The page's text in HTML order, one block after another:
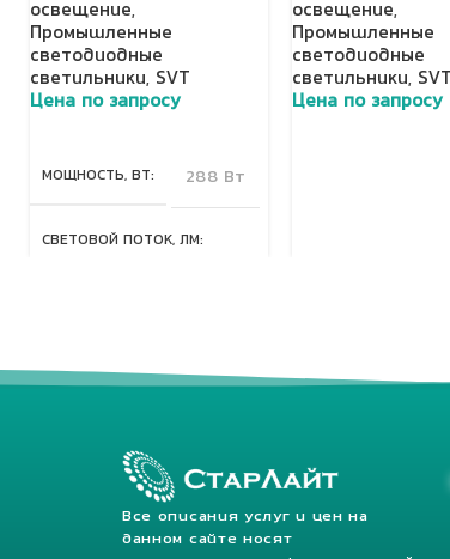
освещение,
Промышленные
светодиодные
светильники, SVT
Цена по запросу
МОЩНОСТЬ, ВТ 288 Вт
СВЕТОВОЙ ПОТОК, ЛМ
освещение,
Промышленные
светодиодные
светильники, SVT
Цена по запросу
Все описания услуг и цен на
данном сайте носят